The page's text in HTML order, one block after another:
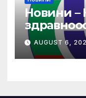
Новини –
(НЗОК)
AUGUST 6,